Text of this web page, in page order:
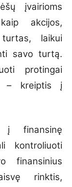
įvairioms
akcijos,
laikui
savo turtą.
protingai
– kreiptis į
į finansinę
kontroliuoti
finansinius
rinktis,